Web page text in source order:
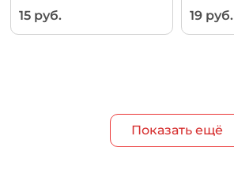
15 руб. 19 руб.
Показать ещё